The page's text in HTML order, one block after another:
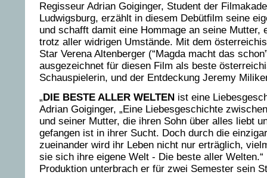
Regisseur Adrian Goiginger, Student der
Ludwigsburg, erzählt in diesem Debütfilm seine
und schafft damit eine Hommage an seine Mutter,
trotz aller widrigen Umstände. Mit dem
Star Verena Altenberger (“Magda macht das
ausgezeichnet für diesen Film als beste
Schauspielerin, und der Entdeckung Jeremy
„DIE BESTE ALLER WELTEN ist eine
Adrian Goiginger, „Eine Liebesgeschichte
und seiner Mutter, die ihren Sohn über alles liebt
gefangen ist in ihrer Sucht. Doch durch die
zueinander wird ihr Leben nicht nur erträglich,
sie sich ihre eigene Welt - Die beste aller Welten.“
Produktion unterbrach er für zwei Semester sein